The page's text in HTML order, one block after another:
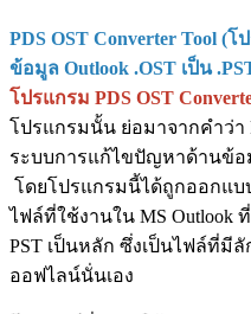
PDS OST Converter Tool
ข้อมูล Outlook .OST เป็น
โปรแกรม PDS OST
โปรแกรมนั้น ย่อมาจากคำว่า
ระบบการแก้ไขปัญหาด้านข้อ
โดยโปรแกรมนี้ได้ถูกออกแ
ไฟล์ที่ใช้งานใน MS Outlook
PST เป็นหลัก ซึ่งเป็นไฟล์ที่มี
ออฟไลน์นั่นเอง